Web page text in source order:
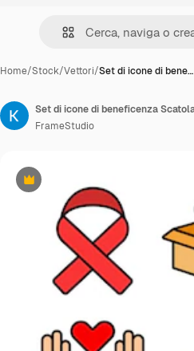
Home/Stock/Vettori/Set di icone di bene…
Premium
FrameStudio